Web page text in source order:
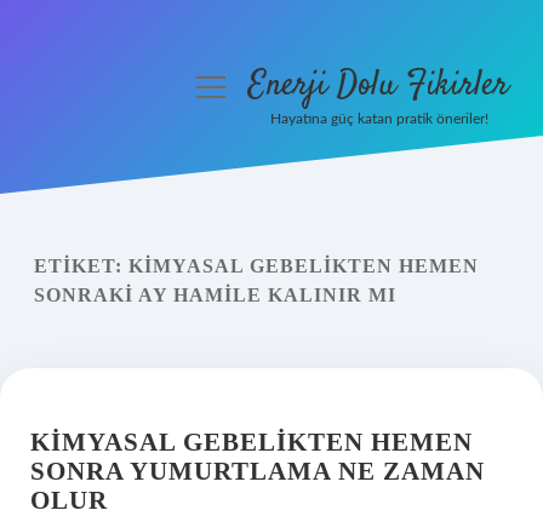
Yasal Uyarı
menüyüEnerji Dolu Fikirler
Hayatına güç katan pratik öneriler!
ETIKET: KIMYASAL GEBELIKTEN HEMEN
SONRAKI AY HAMILE KALINIR MI
KIMYASAL GEBELIKTEN HEMEN
SONRA YUMURTLAMA NE ZAMAN
OLUR